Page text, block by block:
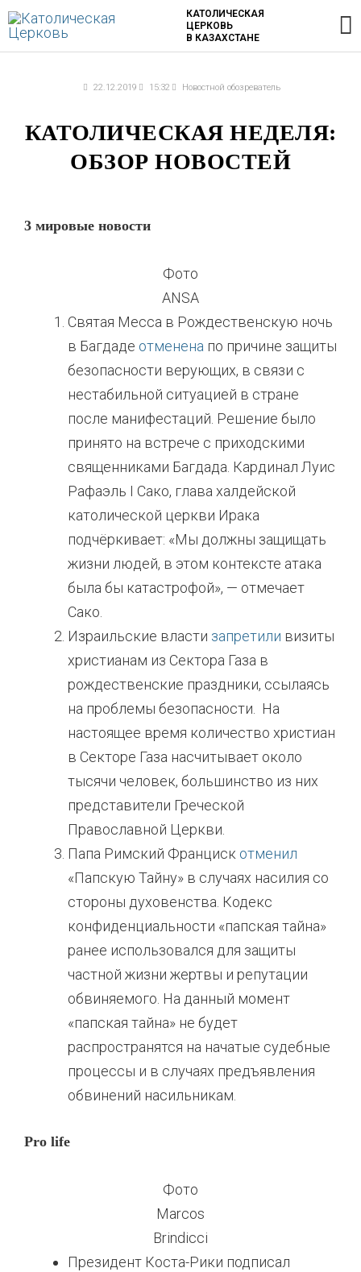
Перейти
содержимому
КАТОЛИЧЕСКАЯ
ЦЕРКОВЬ
В КАЗАХСТАНЕ
22.12.2019 15:32 Новостной обозреватель
КАТОЛИЧЕСКАЯ НЕДЕЛЯ:
ОБЗОР НОВОСТЕЙ
3 мировые новости
Фото
ANSA
Святая Месса в Рождественскую ночь
в Багдаде отменена по причине защиты
безопасности верующих, в связи с
нестабильной ситуацией в стране
после манифестаций. Решение было
принято на встрече с приходскими
священниками Багдада. Кардинал Луис
Рафаэль I Сако, глава халдейской
католической церкви Ирака
подчёркивает: «Мы должны защищать
жизни людей, в этом контексте атака
была бы катастрофой», — отмечает
Сако.
Израильские власти запретили визиты
христианам из Сектора Газа в
рождественские праздники, ссылаясь
на проблемы безопасности. На
настоящее время количество христиан
в Секторе Газа насчитывает около
тысячи человек, большинство из них
представители Греческой
Православной Церкви.
Папа Римский Франциск отменил
«Папскую Тайну» в случаях насилия со
стороны духовенства. Кодекс
конфиденциальности «папская тайна»
ранее использовался для защиты
частной жизни жертвы и репутации
обвиняемого. На данный момент
«папская тайна» не будет
распространятся на начатые судебные
процессы и в случаях предъявления
обвинений насильникам.
Pro life
Фото
Marcos
Brindicci
Президент Коста-Рики подписал